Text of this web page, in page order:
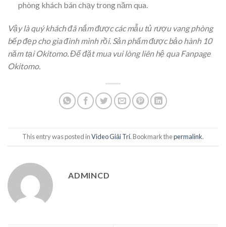
phòng khách bán chạy trong năm qua.
Vậy là quý khách đã nắm được các mẫu tủ rượu vang phòng
bếp đẹp cho gia đình mình rồi. Sản phẩm được bảo hành 10
năm tại Okitomo. Để đặt mua vui lòng liên hệ qua Fanpage
Okitomo.
This entry was posted inVideo Giải Trí. Bookmark thepermalink.
ADMINCD